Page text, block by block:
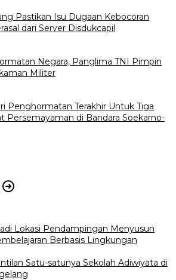
Pastikan Isu Dugaan Kebocoran
dari Server Disdukcapil
Negara, Panglima TNI Pimpin
Militer
Penghormatan Terakhir Untuk Tiga
Persemayaman di Bandara Soekarno-
Lokasi Pendampingan Menyusun
Berbasis Lingkungan
Satu-satunya Sekolah Adiwiyata di